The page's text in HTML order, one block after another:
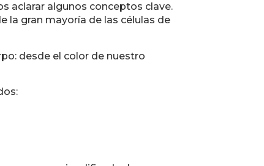
aclarar algunos conceptos clave.
la gran mayoría de las células de
desde el color de nuestro